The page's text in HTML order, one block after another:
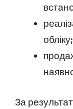
обліку;
За